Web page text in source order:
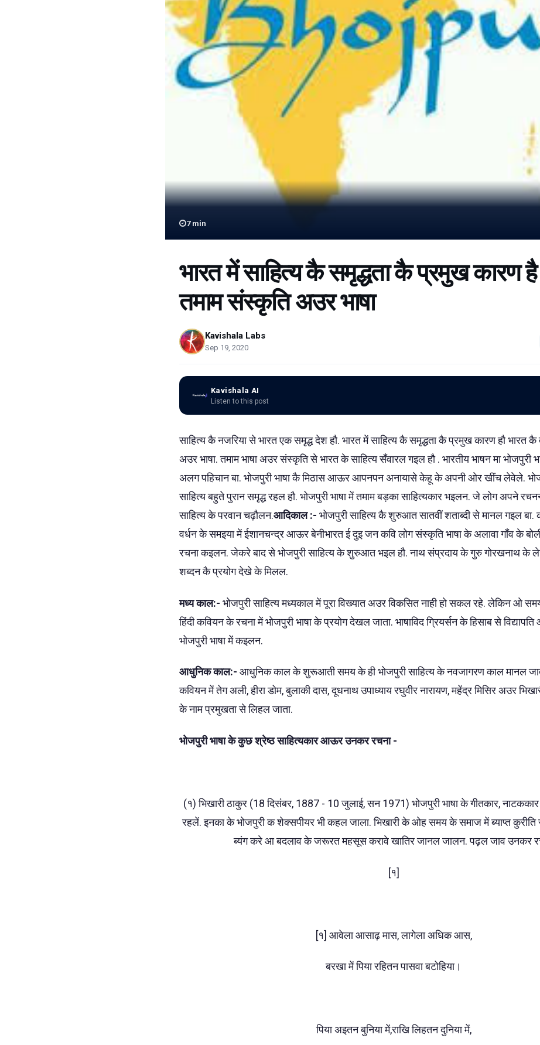
7min
भारत में साहित्य कै समृद्धता कै प्रमुख कारण है
तमाम संस्कृति अउर भाषा
Kavishala Labs
Sep 19, 2020
Kavishala AI
Listen to this post
साहित्य कै नजरिया से भारत एक समृद्ध देश हौ. भारत में साहित्य कै समृद्धता कै प्रमुख कारण हौ भारत
अउर भाषा. तमाम भाषा अउर संस्कृति से भारत के साहित्य सँवारल गइल हौ . भारतीय भाषन मा
अलग पहिचान बा. भोजपुरी भाषा कै मिठास आऊर आपनपन अनायासे केहू के अपनी ओर खींच लेवेले.
साहित्य बहुते पुरान समृद्ध रहल हौ. भोजपुरी भाषा में तमाम बड़का साहित्यकार भइलन. जे लोग अपने
साहित्य के परवान चढ़ौलन.आदिकाल :- भोजपुरी साहित्य कै शुरुआत सातवीं शताब्दी से मानल गइल बा.
वर्धन के समइया में ईशानचन्द्र आऊर बेनीभारत ई दुइ जन कवि लोग संस्कृति भाषा के अलावा गाँव के
रचना कइलन. जेकरे बाद से भोजपुरी साहित्य के शुरुआत भइल हौ. नाथ संप्रदाय के गुरु गोरखनाथ के
शब्दन कै प्रयोग देखे के मिलल.
मध्य काल:- भोजपुरी साहित्य मध्यकाल में पूरा विख्यात अउर विकसित नाही हो सकल रहे. लेकिन ओ
हिंदी कवियन के रचना में भोजपुरी भाषा के प्रयोग देखल जाता. भाषाविद ग्रियर्सन के हिसाब से
भोजपुरी भाषा में कइलन.
आधुनिक काल:- आधुनिक काल के शुरूआती समय के ही भोजपुरी साहित्य के नवजागरण काल मानल
कवियन में तेग अली, हीरा डोम, बुलाकी दास, दूधनाथ उपाध्याय रघुवीर नारायण, महेंद्र मिसिर अउर
के नाम प्रमुखता से लिहल जाता.
भोजपुरी भाषा के कुछ श्रेष्ठ साहित्यकार आऊर उनकर रचना -
(१) भिखारी ठाकुर (18 दिसंबर, 1887 - 10 जुलाई, सन 1971) भोजपुरी भाषा के गीतकार,
रहलें. इनका के भोजपुरी क शेक्सपीयर भी कहल जाला. भिखारी के ओह समय के समाज में ब्याप्त
ब्यंग करे आ बदलाव के जरूरत महसूस करावे खातिर जानल जालन. पढ़ल जाव उनकर
[१]
[१] आवेला आसाढ़ मास, लागेला अधिक आस,
बरखा में पिया रहितन पासवा बटोहिया।
पिया अइतन बुनिया में,राखि लिहतन दुनिया में,